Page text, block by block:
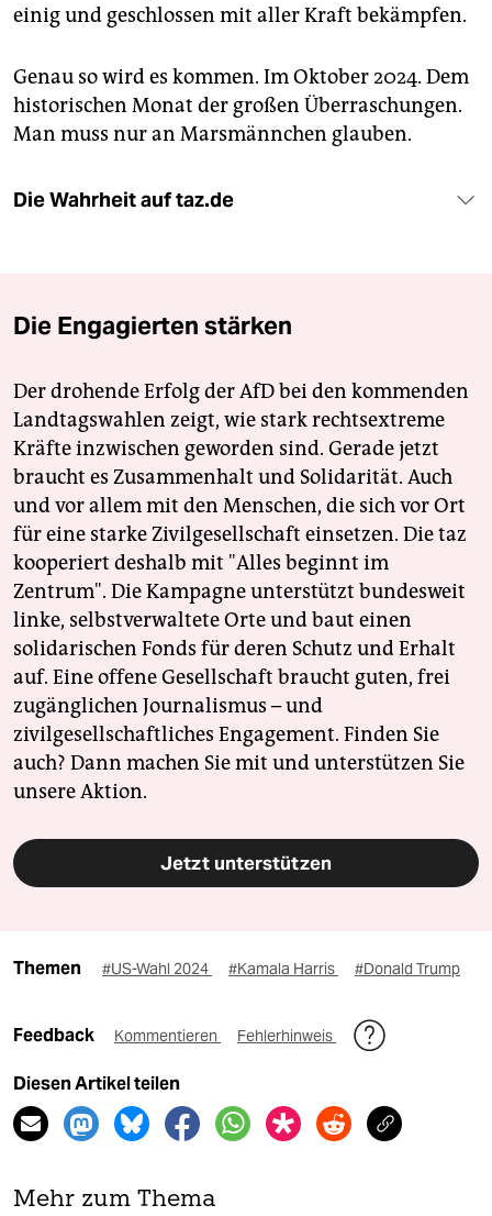
einig und geschlossen mit aller Kraft bekämpfen.
Genau so wird es kommen. Im Oktober 2024. Dem
historischen Monat der großen Überraschungen.
Man muss nur an Marsmännchen glauben.
Die Wahrheit auf taz.de
Die Engagierten stärken
Der drohende Erfolg der AfD bei den kommenden
Landtagswahlen zeigt, wie stark rechtsextreme
Kräfte inzwischen geworden sind. Gerade jetzt
braucht es Zusammenhalt und Solidarität. Auch
und vor allem mit den Menschen, die sich vor Ort
für eine starke Zivilgesellschaft einsetzen. Die taz
kooperiert deshalb mit "Alles beginnt im
Zentrum". Die Kampagne unterstützt bundesweit
linke, selbstverwaltete Orte und baut einen
solidarischen Fonds für deren Schutz und Erhalt
auf. Eine offene Gesellschaft braucht guten, frei
zugänglichen Journalismus – und
zivilgesellschaftliches Engagement. Finden Sie
auch? Dann machen Sie mit und unterstützen Sie
unsere Aktion.
Jetzt unterstützen
Themen #US-Wahl 2024 #Kamala Harris #Donald Trump
Feedback Kommentieren Fehlerhinweis
Diesen Artikel teilen
Mehr zum Thema